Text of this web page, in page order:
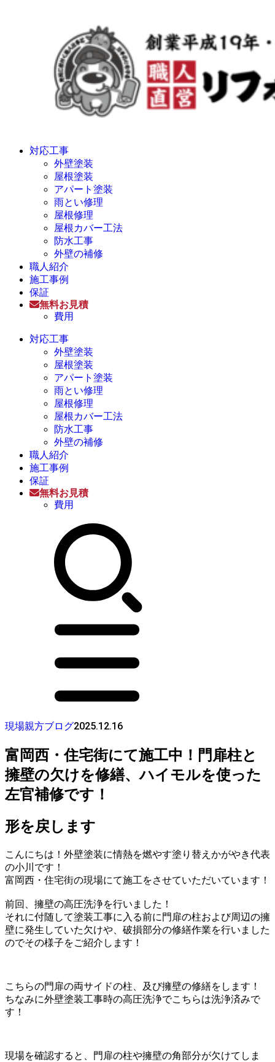
対応工事
外壁塗装
屋根塗装
アパート塗装
雨とい修理
屋根修理
屋根カバー工法
防水工事
外壁の補修
職人紹介
施工事例
保証
無料お見積
費用
対応工事
外壁塗装
屋根塗装
アパート塗装
雨とい修理
屋根修理
屋根カバー工法
防水工事
外壁の補修
職人紹介
施工事例
保証
無料お見積
費用
現場親方ブログ2025.12.16
富岡西・住宅街にて施工中！門扉柱と
擁壁の欠けを修繕、ハイモルを使った
左官補修です！
形を戻します
こんにちは！外壁塗装に情熱を燃やす塗り替えかがやき代表
の小川です！
富岡西・住宅街の現場にて施工をさせていただいています！
前回、擁壁の高圧洗浄を行いました！
それに付随して塗装工事に入る前に門扉の柱および周辺の擁
壁に発生していた欠けや、破損部分の修繕作業を行いました
のでその様子をご紹介します！
こちらの門扉の両サイドの柱、及び擁壁の修繕をします！
ちなみに外壁塗装工事時の高圧洗浄でこちらは洗浄済みで
す！
現場を確認すると、門扉の柱や擁壁の角部分が欠けてしま